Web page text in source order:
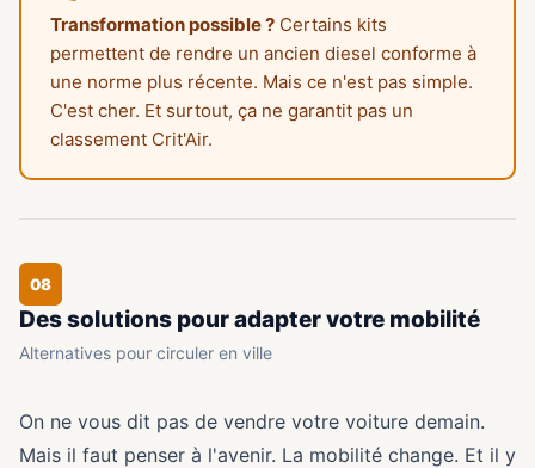
Transformation possible ? Certains kits
permettent de rendre un ancien diesel conforme à
une norme plus récente. Mais ce n'est pas simple.
C'est cher. Et surtout, ça ne garantit pas un
classement Crit'Air.
08
Des solutions pour adapter votre mobilité
Alternatives pour circuler en ville
On ne vous dit pas de vendre votre voiture demain.
Mais il faut penser à l'avenir. La mobilité change. Et il y